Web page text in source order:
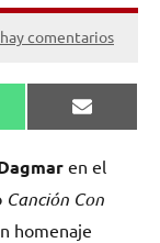
comentarios
en
Email
en el
Canción Con
homenaje